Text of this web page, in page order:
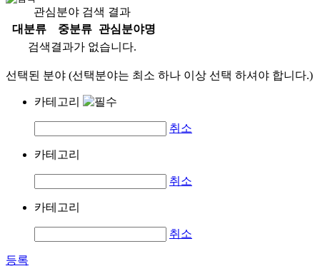
관심분야 검색 결과
대분류
중분류
관심분야명
검색결과가 없습니다.
선택된 분야 (선택분야는 최소 하나 이상 선택 하셔야 합니다.)
카테고리
취소
카테고리
취소
카테고리
취소
등록